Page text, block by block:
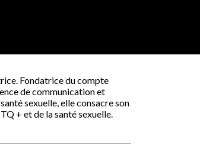
Fondatrice du compte
de communication et
sexuelle, elle consacre son
+ et de la santé sexuelle.